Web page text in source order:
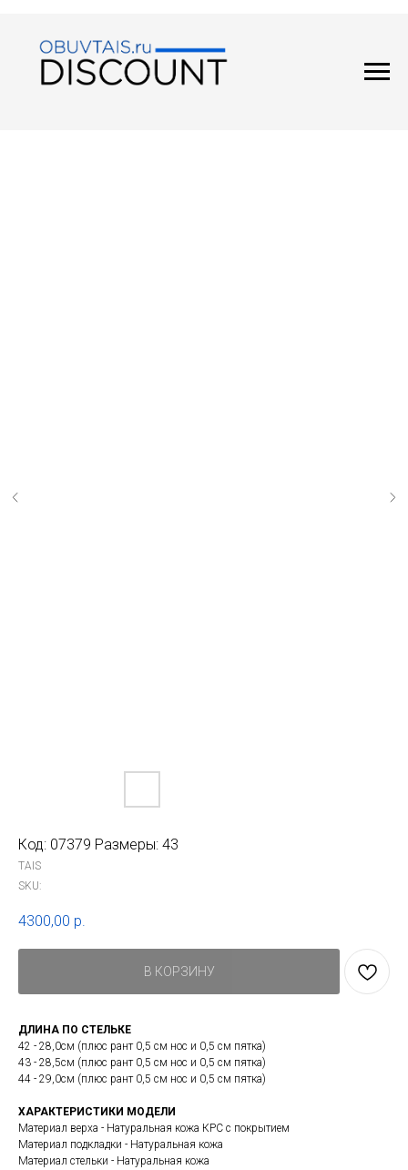
Код: 07379 Размеры: 43
TAIS
SKU:
4300,00 р.
В КОРЗИНУ
ДЛИНА ПО СТЕЛЬКЕ
42 - 28,0см (плюс рант 0,5 см нос и 0,5 см пятка)
43 - 28,5см (плюс рант 0,5 см нос и 0,5 см пятка)
44 - 29,0см (плюс рант 0,5 см нос и 0,5 см пятка)
ХАРАКТЕРИСТИКИ МОДЕЛИ
Материал верха - Натуральная кожа КРС с покрытием
Материал подкладки - Натуральная кожа
Материал стельки - Натуральная кожа